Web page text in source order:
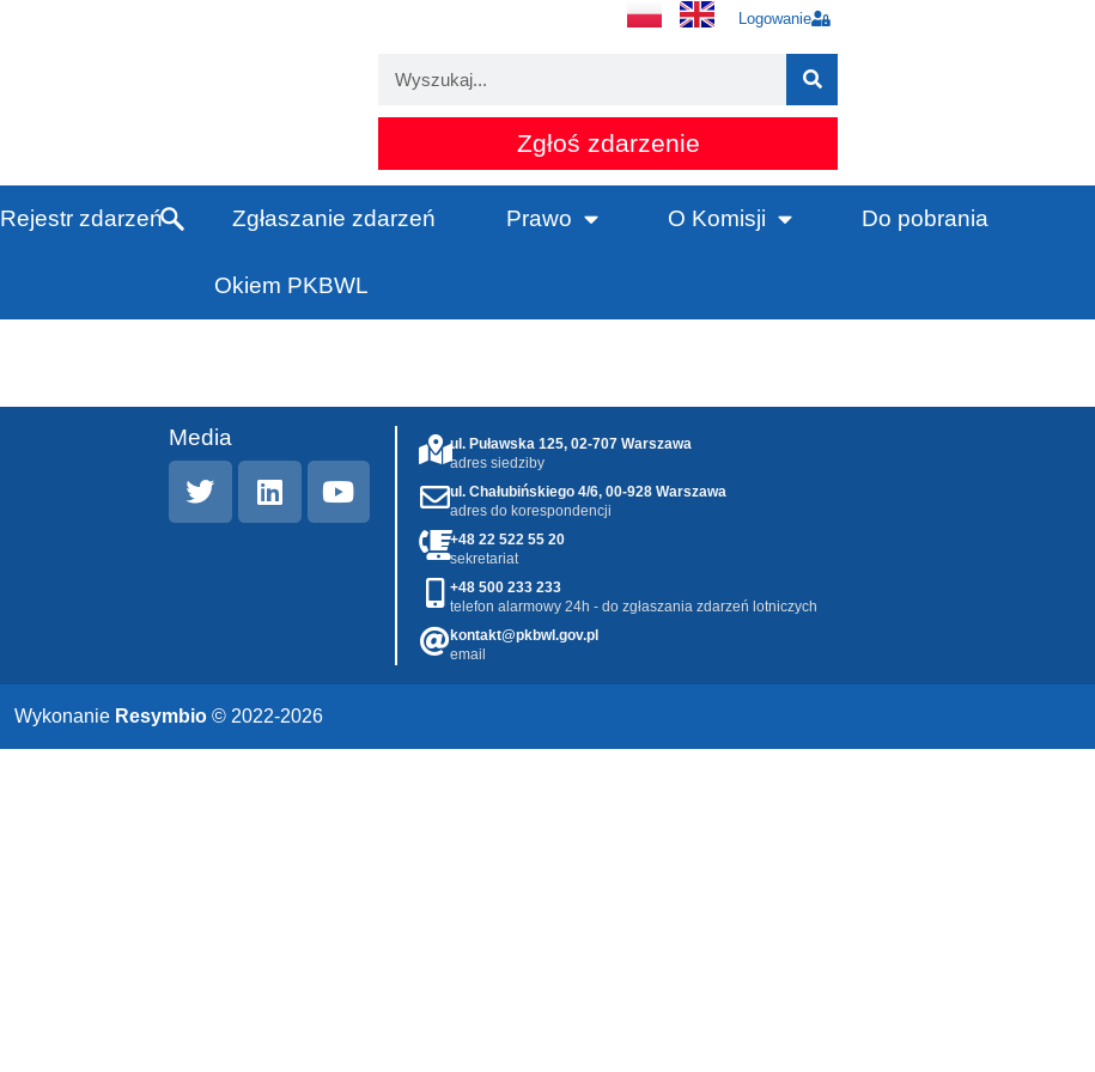
Logowanie
Zgłoś zdarzenie
Rejestr zdarzeń Zgłaszanie zdarzeń Prawo O Komisji Do pobrania
Okiem PKBWL
Media
ul. Puławska 125, 02-707 Warszawa
adres siedziby
ul. Chałubińskiego 4/6, 00-928 Warszawa
adres do korespondencji
+48 22 522 55 20
sekretariat
+48 500 233 233
telefon alarmowy 24h - do zgłaszania zdarzeń lotniczych
kontakt@pkbwl.gov.pl
email
Wykonanie Resymbio © 2022-2026